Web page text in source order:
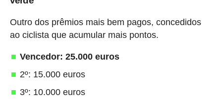
Outro dos prêmios mais bem pagos, concedidos
ao ciclista que acumular mais pontos.
Vencedor: 25.000 euros
2º: 15.000 euros
3º: 10.000 euros